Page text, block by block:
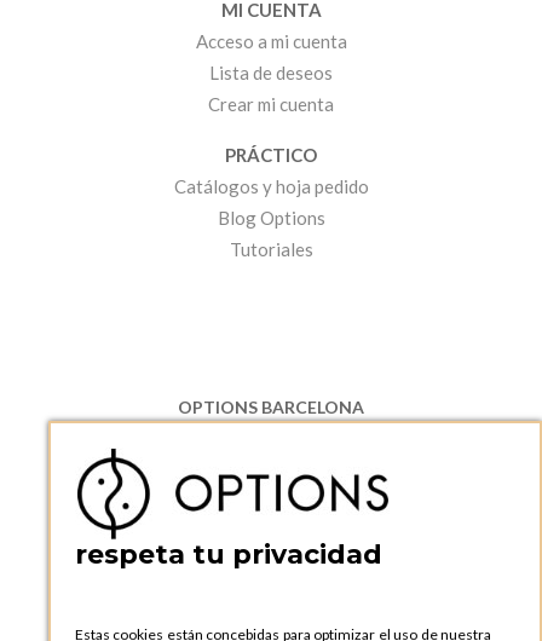
MI CUENTA
Acceso a mi cuenta
Lista de deseos
Crear mi cuenta
PRÁCTICO
Catálogos y hoja pedido
Blog Options
Tutoriales
OPTIONS BARCELONA
08130 Santa Perpetua de Moguda, Barcelona
ESPAñA
Teléfono:
+34 935 724 041
OPTIONS BARCELONA SHOWROOM
respeta tu privacidad
Estas cookies están concebidas para optimizar el uso de nuestra